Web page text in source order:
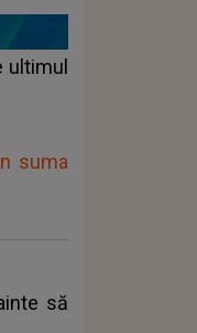
ultimul
suma
să